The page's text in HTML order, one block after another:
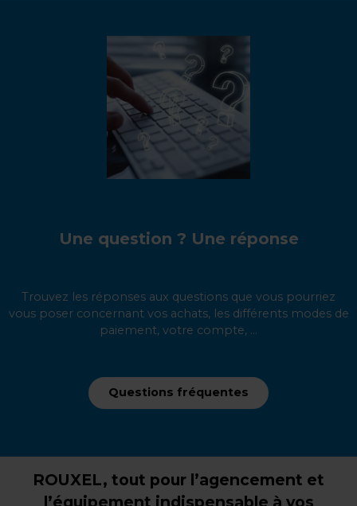
Une question ? Une réponse
Trouvez les réponses aux questions que vous pourriez
vous poser concernant vos achats, les différents modes de
paiement, votre compte, ...
Questions fréquentes
ROUXEL, tout pour l’agencement et
l’équipement indispensable à vos